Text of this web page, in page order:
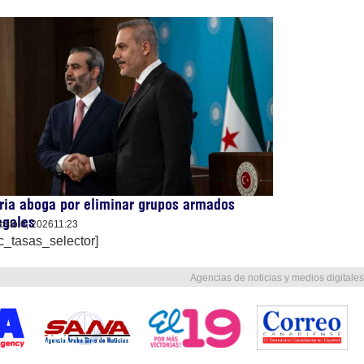
aboga por eliminar grupos armados
6, 202611:23
Agencias de noticias y medios digitales